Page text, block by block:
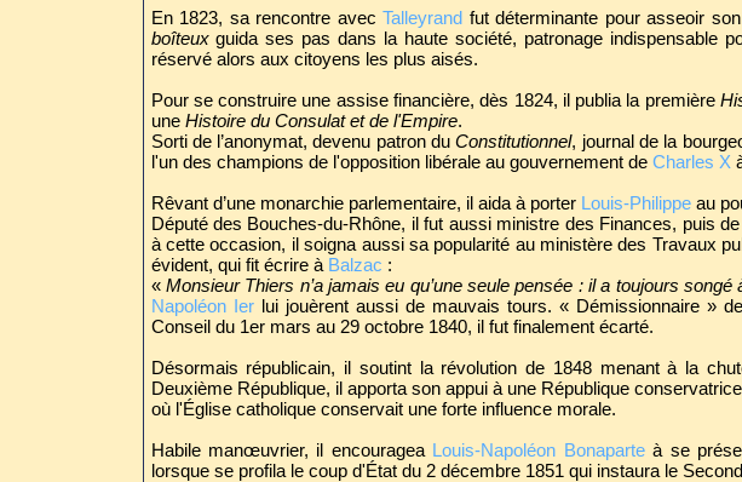
En 1823, sa rencontre avec Talleyrand fut déterminante pour asseoir
boîteuxguida ses pas dans la haute société, patronage indispensable
réservé alors aux citoyens les plus aisés.
Pour se construire une assise financière, dès 1824, il publia la première
une Histoire du Consulat et de l'Empire.
Sorti de l’anonymat, devenu patron duConstitutionnel, journal de la
l'un des champions de l'opposition libérale au gouvernement de Charles X
Rêvant d’une monarchie parlementaire, il aida à porter Louis-Philippeau
Député des Bouches-du-Rhône, il fut aussi ministre des Finances, puis
à cette occasion, il soigna aussi sa popularité au ministère des Travaux
évident, qui fit écrire à Balzac :
« Monsieur Thiers n’a jamais eu qu’une seule pensée : il a toujours songé
Napoléon Ierlui jouèrent aussi de mauvais tours. « Démissionnaire »
Conseil du 1er mars au 29 octobre 1840, il fut finalement écarté.
Désormais républicain, il soutint la révolution de 1848 menant à la
Deuxième République, il apporta son appui à une République
où l'Église catholique conservait une forte influence morale.
Habile manœuvrier, il encourageaLouis-Napoléon Bonaparteà se
lorsque se profila le coup d'État du 2 décembre 1851 qui instaura le